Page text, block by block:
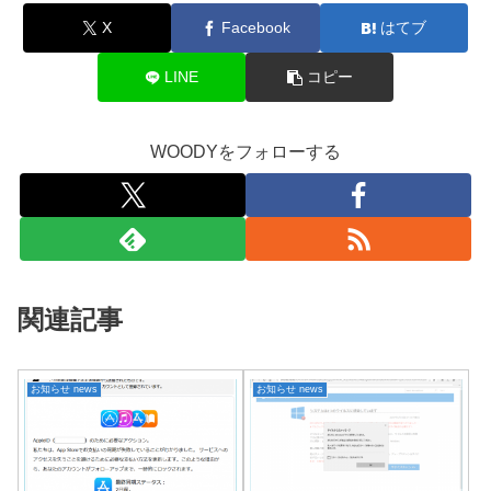
X Facebook はてブ
LINE コピー
WOODYをフォローする
関連記事
お知らせ news お知らせ news